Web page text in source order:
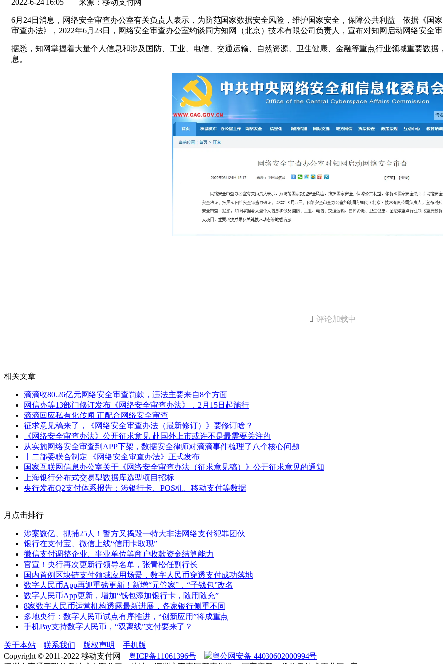
2022-6-24 16:05 来源：移动支付网
6月24日消息，网络安全审查办公室有关负责人表示，为防范国家数据安全风险，维护国家安全，保障公共利益，依据《国
审查办法》，2022年6月23日，网络安全审查办公室约谈同方知网（北京）技术有限公司负责人，宣布对知网启动网络安全审
据悉，知网掌握着大量个人信息和涉及国防、工业、电信、交通运输、自然资源、卫生健康、金融等重点行业领域重要数
息。
 评论加载中
相关文章
滴滴收80.26亿元网络安全审查罚款，违法主要来自8个方面
网信办等13部门修订发布《网络安全审查办法》，2月15日起施行
滴滴回应私有化传闻 正配合网络安全审查
征求意见稿来了，《网络安全审查办法（最新修订）》要修订啥？
《网络安全审查办法》公开征求意见 赴国外上市或许不是最需要关注的
从实施网络安全审查到APP下架，数据安全律师对滴滴事件梳理了八个核心问题
十二部委联合制定 《网络安全审查办法》正式发布
国家互联网信息办公室关于《网络安全审查办法（征求意见稿）》公开征求意见的通知
上海银行分布式交易型数据库选型项目招标
央行发布Q2支付体系报告：涉银行卡、POS机、移动支付等数据
月点击排行
涉案数亿、抓捕25人！警方又捣毁一特大非法网络支付犯罪团伙
银行在支付宝、微信上线“信用卡取现”
微信支付调整企业、事业单位等商户收款资金结算能力
官宣！央行再次更新行领导名单，张青松任副行长
国内首例区块链支付领域应用场景，数字人民币穿透支付成功落地
数字人民币App再迎重磅更新！新增“元管家”，“子钱包”改名
数字人民币App更新，增加“钱包添加银行卡，随用随充”
8家数字人民币运营机构透露最新进展，各家银行侧重不同
多地央行：数字人民币试点有序推进，“创新应用”将成重点
手机Pay支持数字人民币，“双离线”支付要来了？
关于本站 联系我们 版权声明
手机版
Copyright © 2011-2022 移动支付网 粤ICP备11061396号
粤公网安备 44030602000994号